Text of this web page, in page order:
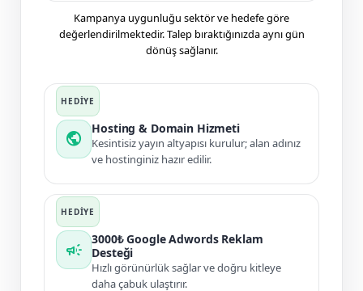
Kampanya uygunluğu sektör ve hedefe göre
değerlendirilmektedir. Talep bıraktığınızda aynı gün
dönüş sağlanır.
public
Hosting & Domain Hizmeti
Kesintisiz yayın altyapısı kurulur; alan adınız
ve hostinginiz hazır edilir.
campaign
3000₺ Google Adwords Reklam
Desteği
Hızlı görünürlük sağlar ve doğru kitleye
daha çabuk ulaştırır.